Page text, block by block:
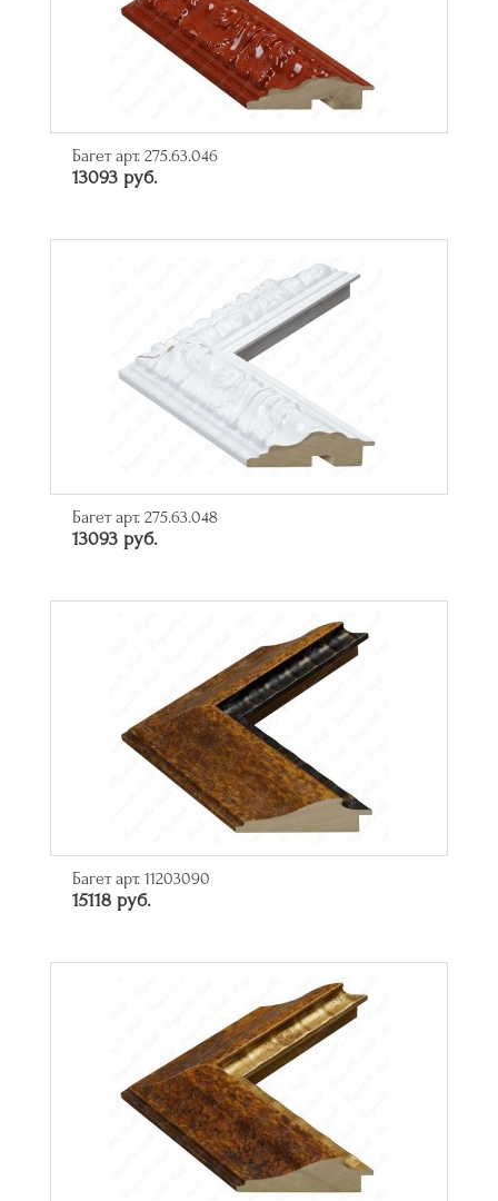
Багет арт. 275.63.046
13093 руб.
Багет арт. 275.63.048
13093 руб.
Багет арт. 11203090
15118 руб.